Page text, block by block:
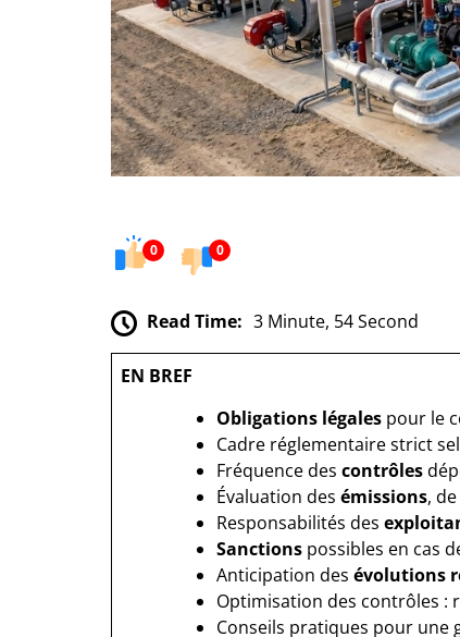
0 0
Read Time: 3 Minute, 54 Second
EN BREF
Obligations légales pour le
Cadre réglementaire strict
Fréquence des contrôles
Évaluation des émissions, de
Responsabilités des
Sanctions possibles en cas
Anticipation des évolutions
Optimisation des contrôles :
Conseils pratiques pour une